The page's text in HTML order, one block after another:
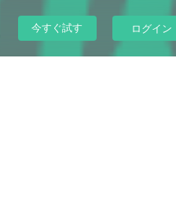
今すぐ試す ログイン